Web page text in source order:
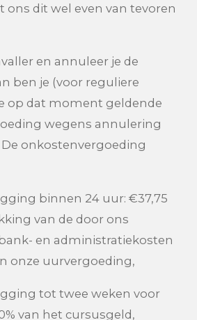
ons dit wel even van tevoren
en annuleer je de
ben je (voor reguliere
op dat moment geldende
wegens annulering
De onkostenvergoeding
binnen 24 uur: €37,75
van de door ons
en administratiekosten
onze uurvergoeding,
tot twee weken voor
van het cursusgeld,